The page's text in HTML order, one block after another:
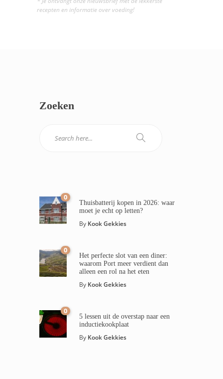
recepten en informatie over voeding!
Zoeken
0
Thuisbatterij kopen in 2026: waar
moet je echt op letten?
By Kook Gekkies
0
Het perfecte slot van een diner:
waarom Port meer verdient dan
alleen een rol na het eten
By Kook Gekkies
0
5 lessen uit de overstap naar een
inductiekookplaat
By Kook Gekkies